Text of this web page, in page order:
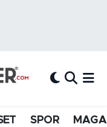
SPOR